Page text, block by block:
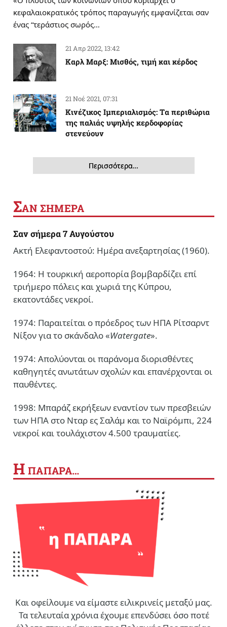
κεφαλαιοκρατικός τρόπος παραγωγής εμφανίζεται σαν
ένας “τεράστιος σωρός…
21 Απρ 2022, 13:42
Καρλ Μαρξ: Μισθός, τιμή και κέρδος
21 Νοέ 2021, 07:31
Κινέζικος Ιμπεριαλισμός: Tα περιθώρια
της παλιάς υψηλής κερδοφορίας
στενεύουν
Περισσότερα…
ΣΑΝ ΣΗΜΕΡΑ
Σαν σήμερα 7 Αυγούστου
Ακτή Ελεφαντοστού: Ημέρα ανεξαρτησίας (1960).
1964: Η τουρκική αεροπορία βομβαρδίζει επί
τριήμερο πόλεις και χωριά της Κύπρου,
εκατοντάδες νεκροί.
1974: Παραιτείται ο πρόεδρος των ΗΠΑ Ρίτσαρντ
Νίξον για το σκάνδαλο «Watergate».
1974: Απολύονται οι παράνομα διορισθέντες
καθηγητές ανωτάτων σχολών και επανέρχονται οι
παυθέντες.
1998: Μπαράζ εκρήξεων εναντίον των πρεσβειών
των ΗΠΑ στο Νταρ ες Σαλάμ και το Ναϊρόμπι, 224
νεκροί και τουλάχιστον 4.500 τραυματίες.
Η ΠΑΠΑΡΑ…
Και οφείλουμε να είμαστε ειλικρινείς μεταξύ μας.
Τα τελευταία χρόνια έχουμε επενδύσει όσο ποτέ